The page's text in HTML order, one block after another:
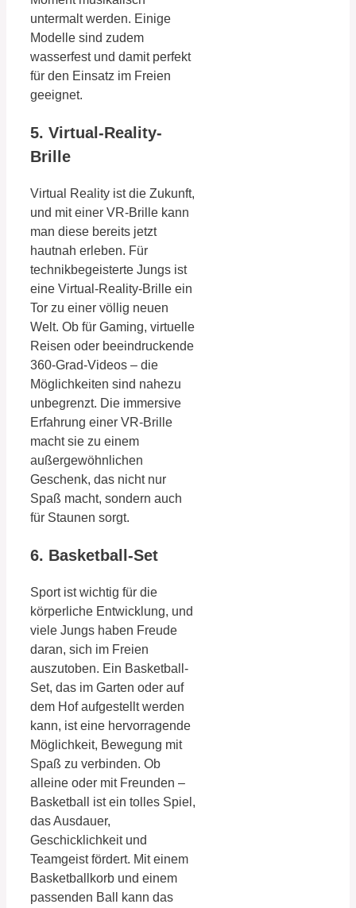
untermalt werden. Einige
Modelle sind zudem
wasserfest und damit perfekt
für den Einsatz im Freien
geeignet.
5. Virtual-Reality-
Brille
Virtual Reality ist die Zukunft,
und mit einer VR-Brille kann
man diese bereits jetzt
hautnah erleben. Für
technikbegeisterte Jungs ist
eine Virtual-Reality-Brille ein
Tor zu einer völlig neuen
Welt. Ob für Gaming, virtuelle
Reisen oder beeindruckende
360-Grad-Videos – die
Möglichkeiten sind nahezu
unbegrenzt. Die immersive
Erfahrung einer VR-Brille
macht sie zu einem
außergewöhnlichen
Geschenk, das nicht nur
Spaß macht, sondern auch
für Staunen sorgt.
6. Basketball-Set
Sport ist wichtig für die
körperliche Entwicklung, und
viele Jungs haben Freude
daran, sich im Freien
auszutoben. Ein Basketball-
Set, das im Garten oder auf
dem Hof aufgestellt werden
kann, ist eine hervorragende
Möglichkeit, Bewegung mit
Spaß zu verbinden. Ob
alleine oder mit Freunden –
Basketball ist ein tolles Spiel,
das Ausdauer,
Geschicklichkeit und
Teamgeist fördert. Mit einem
Basketballkorb und einem
passenden Ball kann das